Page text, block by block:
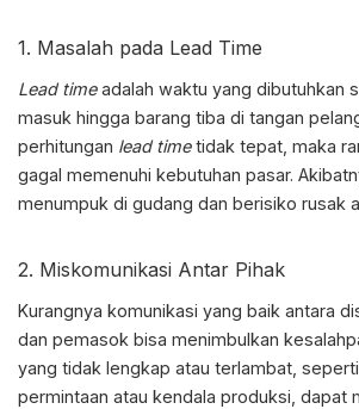
1. Masalah pada Lead Time
Lead timeadalah waktu yang dibutuhkan
masuk hingga barang tiba di tangan
perhitungan lead timetidak tepat, maka
gagal memenuhi kebutuhan pasar.
menumpuk di gudang dan berisiko rusak
2. Miskomunikasi Antar Pihak
Kurangnya komunikasi yang baik antara
dan pemasok bisa menimbulkan
yang tidak lengkap atau terlambat,
permintaan atau kendala produksi, dapat